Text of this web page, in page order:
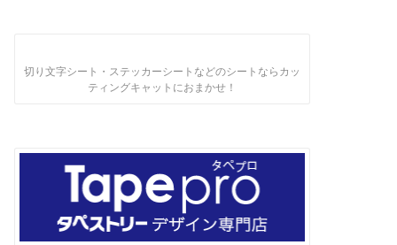
切り文字シート・ステッカーシートなどのシートならカッ
ティングキャットにおまかせ！